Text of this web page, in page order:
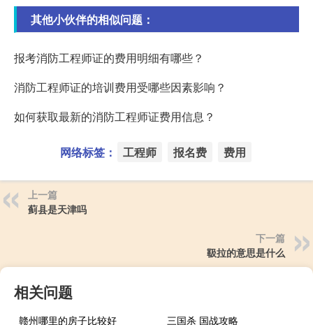
其他小伙伴的相似问题：
报考消防工程师证的费用明细有哪些？
消防工程师证的培训费用受哪些因素影响？
如何获取最新的消防工程师证费用信息？
网络标签： 工程师 报名费 费用
上一篇
蓟县是天津吗
下一篇
靸拉的意思是什么
相关问题
赣州哪里的房子比较好 三国杀 国战攻略